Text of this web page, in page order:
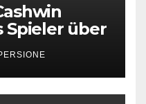
Spieler über